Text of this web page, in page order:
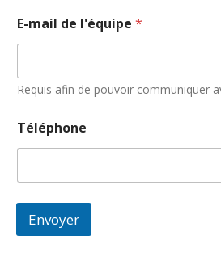
E-mail de l'équipe *
Requis afin de pouvoir communiquer
Téléphone
Envoyer